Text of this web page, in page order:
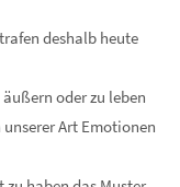
deshalb heute
oder zu leben
Art Emotionen